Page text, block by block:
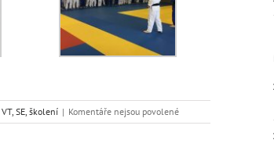
VT, SE, školení | Komentáře nejsou povolenéu
textu